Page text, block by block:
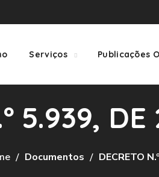
Serviços Publicações
5.939,
Documentos DECRETO